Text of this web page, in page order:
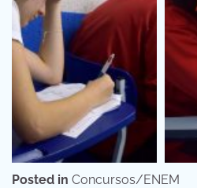
Posted in Concursos/ENEM